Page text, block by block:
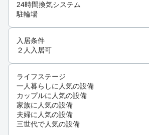
24時間換気システム
駐輪場
入居条件
２人入居可
ライフステージ
一人暮らしに人気の設備
カップルに人気の設備
家族に人気の設備
夫婦に人気の設備
三世代で人気の設備